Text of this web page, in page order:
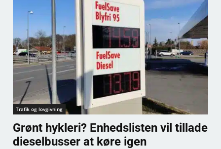
Trafik og lovgivning
Grønt hykleri? Enhedslisten vil tillade
dieselbusser at køre igen